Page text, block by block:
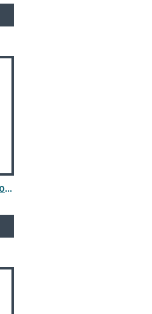
Гипсокартон Knauf 2500х1200х12,5 мм